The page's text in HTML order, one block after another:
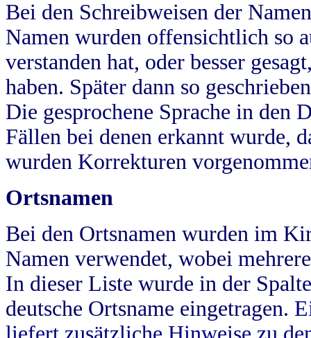
Bei den Schreibweisen der
Namen wurden offensichtlich so
verstanden hat, oder besser
haben. Später dann so
Die gesprochene Sprache in
Fällen bei denen erkannt wurde,
wurden Korrekturen
Ortsnamen
Bei den Ortsnamen wurden im
Namen verwendet, wobei
In dieser Liste wurde in der
deutsche Ortsname eingetragen.